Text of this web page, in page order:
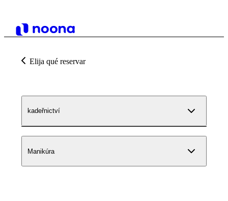
Elija qué reservar
kadeřnictví
Manikúra